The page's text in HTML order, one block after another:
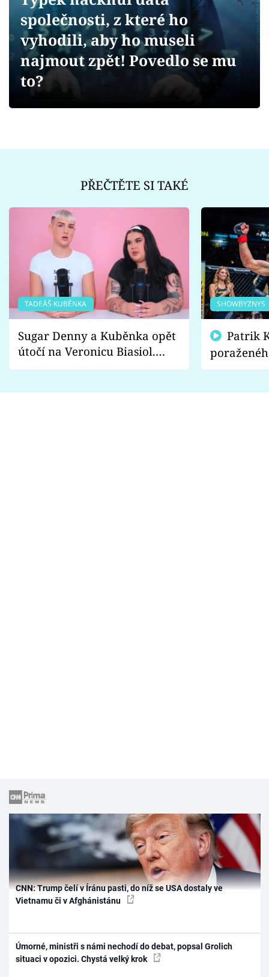
Videa
Sledujte prima+
společnosti, z které ho
vyhodili, aby ho museli
najmout zpět! Povedlo se mu
to?
PŘEČTĚTE SI TAKÉ
TADEÁŠ KUBĚNKA
Sugar Denny a Kuběnka opět
útočí na Veronicu Biasiol.
Proč je podle nich falešná a
SHOWBYZNYS
fanoušci
CNN: Trump čelí v Íránu pasti, do níž se USA dostaly ve
Vietnamu či v Afghánistánu
Úmorné, ministři s námi nechodí do debat, popsal Grolich
situaci v opozici. Chystá velký krok